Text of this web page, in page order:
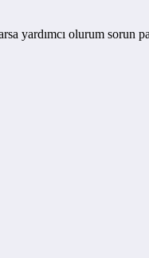
yardımcı olurum sorun